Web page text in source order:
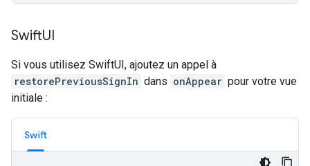
SwiftUI
Si vous utilisez SwiftUI, ajoutez un appel à
restorePreviousSignIn dans onAppear pour votre vue
initiale :
Swift